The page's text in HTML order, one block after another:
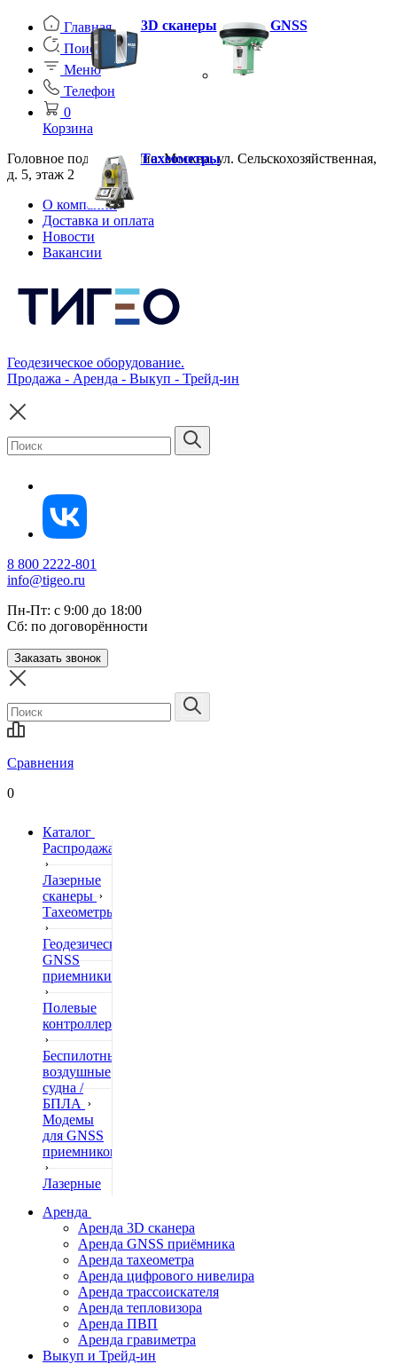
Главная
Поиск
Меню
Телефон
0
Корзина
Головное подразделение: Москва, ул. Сельскохозяйственная,
д. 5, этаж 2
О компании
Доставка и оплата
Новости
Вакансии
Геодезическое оборудование.
Продажа - Аренда - Выкуп - Трейд-ин
8 800 2222-801
info@tigeo.ru
Пн-Пт: с 9:00 до 18:00
Сб: по договорённости
Заказать звонок
Сравнения
0
Каталог
Распродажа
Лазерные
сканеры
Тахеометры
Геодезические
GNSS
приемники
Полевые
контроллеры
Беспилотные
воздушные
судна /
БПЛА
Модемы
для GNSS
приемников
Лазерные
Нивелиры
Теодолиты
Трассоискатели
Неразрушающий
контроль
Аксессуары
3D сканеры GNSS
Тахеометры
Аренда
Аренда 3D сканера
Аренда GNSS приёмника
Аренда тахеометра
Аренда цифрового нивелира
Аренда трассоискателя
Аренда тепловизора
Аренда ПВП
Аренда гравиметра
Выкуп и Трейд-ин